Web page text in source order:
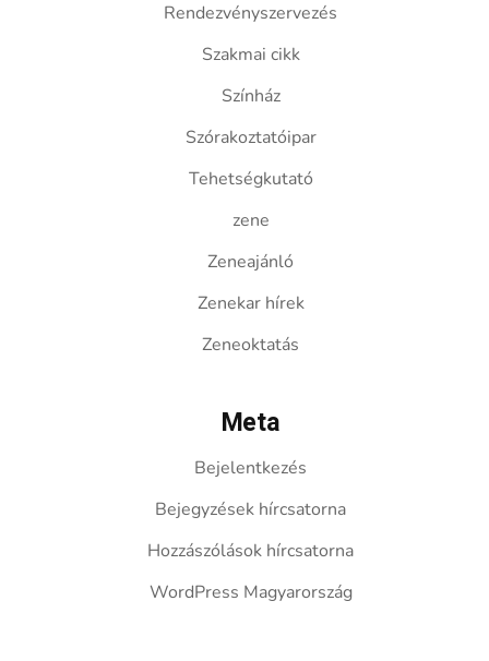
Rendezvényszervezés
Szakmai cikk
Színház
Szórakoztatóipar
Tehetségkutató
zene
Zeneajánló
Zenekar hírek
Zeneoktatás
Meta
Bejelentkezés
Bejegyzések hírcsatorna
Hozzászólások hírcsatorna
WordPress Magyarország